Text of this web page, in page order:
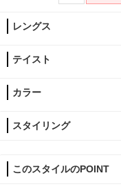
レングス
テイスト
カラー
スタイリング
このスタイルのPOINT